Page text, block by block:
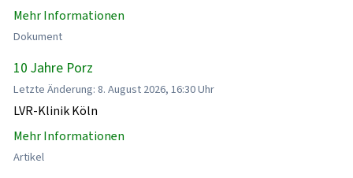
Mehr Informationen
Dokument
10 Jahre Porz
Letzte Änderung: 8. August 2026, 16:30 Uhr
LVR-Klinik Köln
Mehr Informationen
Artikel